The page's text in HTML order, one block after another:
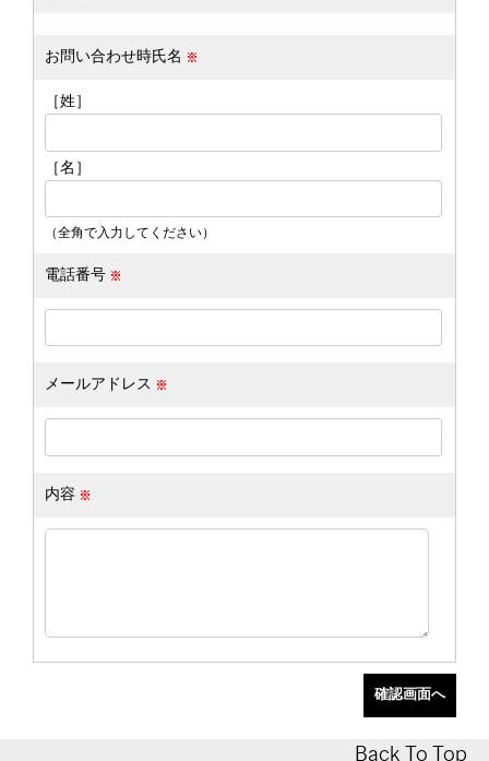
お問い合わせ時氏名
［姓］
［名］
（全角で入力してください）
電話番号
メールアドレス
内容
Back To Top